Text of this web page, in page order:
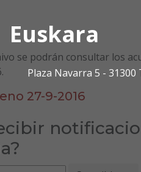
Euskara
Plaza Navarra 5 - 31300
se podrán consultar los
27-9-2016